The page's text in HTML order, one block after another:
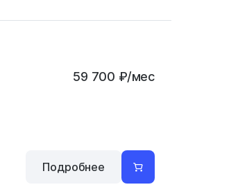
59 700 ₽/мес
Подробнее